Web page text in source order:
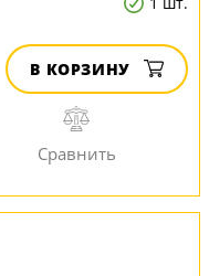
В КОРЗИНУ